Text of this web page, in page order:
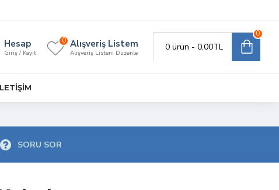
Hesap
Giriş / Kayıt
Alışveriş Listem
Alışveriş Listeni Düzenle
0
0 ürün - 0,00TL
0
SORU SOR